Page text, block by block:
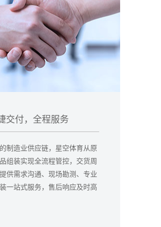
交付，全程服务
制造业供应链，星空体育从原
组装实现全流程管控，交货周
供需求沟通、现场勘测、专业
一站式服务，售后响应及时高